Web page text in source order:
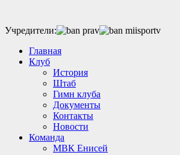
Учредители:
Главная
Клуб
История
Штаб
Гимн клуба
Документы
Контакты
Новости
Команда
МВК Енисей